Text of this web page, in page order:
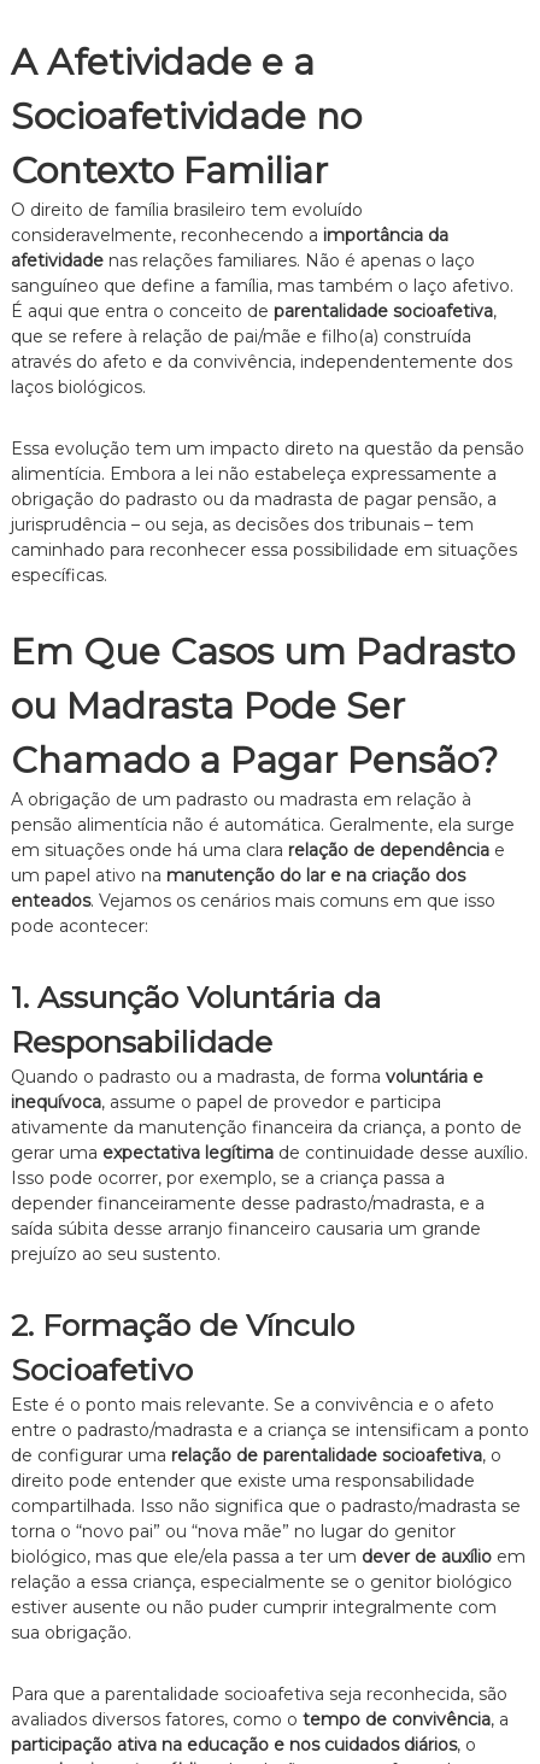
n
d
m
n
t
o
é
t
i
c
o
,
c
o
e
e
r
s
l
i
a
o
.
A Afetividade e a
Socioafetividade no
Contexto Familiar
O direito de família brasileiro tem evoluído
consideravelmente, reconhecendo a importância da
afetividadenas relações familiares. Não é apenas o laço
sanguíneo que define a família, mas também o laço afetivo.
É aqui que entra o conceito de parentalidade socioafetiva,
que se refere à relação de pai/mãe e filho(a) construída
através do afeto e da convivência, independentemente dos
laços biológicos.
Essa evolução tem um impacto direto na questão da pensão
alimentícia. Embora a lei não estabeleça expressamente a
obrigação do padrasto ou da madrasta de pagar pensão, a
jurisprudência – ou seja, as decisões dos tribunais – tem
caminhado para reconhecer essa possibilidade em situações
específicas.
Em Que Casos um Padrasto
ou Madrasta Pode Ser
Chamado a Pagar Pensão?
A obrigação de um padrasto ou madrasta em relação à
pensão alimentícia não é automática. Geralmente, ela surge
em situações onde há uma clara relação de dependênciae
um papel ativo na manutenção do lar e na criação dos
enteados. Vejamos os cenários mais comuns em que isso
pode acontecer:
1. Assunção Voluntária da
Responsabilidade
Quando o padrasto ou a madrasta, de forma voluntária e
inequívoca, assume o papel de provedor e participa
ativamente da manutenção financeira da criança, a ponto de
gerar uma expectativa legítimade continuidade desse auxílio.
Isso pode ocorrer, por exemplo, se a criança passa a
depender financeiramente desse padrasto/madrasta, e a
saída súbita desse arranjo financeiro causaria um grande
prejuízo ao seu sustento.
2. Formação de Vínculo
Socioafetivo
Este é o ponto mais relevante. Se a convivência e o afeto
entre o padrasto/madrasta e a criança se intensificam a ponto
de configurar uma relação de parentalidade socioafetiva, o
direito pode entender que existe uma responsabilidade
compartilhada. Isso não significa que o padrasto/madrasta se
torna o “novo pai” ou “nova mãe” no lugar do genitor
biológico, mas que ele/ela passa a ter um dever de auxílioem
relação a essa criança, especialmente se o genitor biológico
estiver ausente ou não puder cumprir integralmente com
sua obrigação.
Para que a parentalidade socioafetiva seja reconhecida, são
avaliados diversos fatores, como o tempo de convivência, a
participação ativa na educação e nos cuidados diários, o